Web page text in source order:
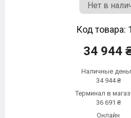
Нет в
Код товара:
34 944
Наличные
34 944 ₴
Терминал в
36 691 ₴
Онлайн